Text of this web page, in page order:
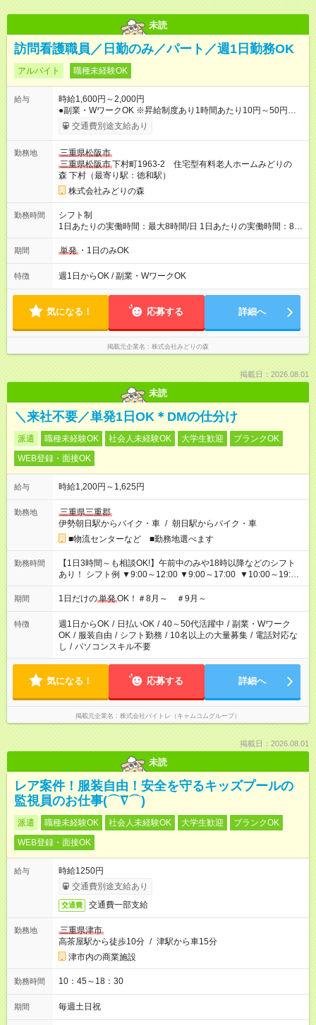
未読
訪問看護職員／日勤のみ／パート／週1日勤務OK
アルバイト 職種未経験OK
給与
時給1,600円～2,000円
●副業・WワークOK ※昇給制度あり1時間あたり10円～50円（前
年度実績） ※試用期間は３ヶ月 ※交通費（最大15,000/月） 【試
用期間】試用期間あり 試用期間の長さ：3ヶ月 ※ 雇用形態と給
と同じです。 給与：時給 1,500円以上
交通費別途支給あり
勤務地
三重県松阪市
三重県松阪市下村町1963-2 住宅型有料老人ホームみどりの
森 下村（最寄り駅：徳和駅）
株式会社みどりの森
勤務時間
シフト制
1日あたりの実働時間：最大8時間/日 1日あたりの実働時間：8時
間 ・7時00分～16時00分 ・8時30分～17時30分 ・9時00分～18
時00分
期間 単発 ・1日のみOK
特徴 週1日からOK / 副業・WワークOK
気になる！ 応募する 詳細へ
掲載元企業名 株式会社みどりの森
掲載日：2026.08.01
未読
＼来社不要／単発1日OK＊DMの仕分け
派遣 職種未経験OK 社会人未経験OK 大学生歓迎
ブランクOK
WEB登録・面接OK
給与 時給1,200円～1,625円
勤務地
三重県三重郡
伊勢朝日駅からバイク・車 / 朝日駅からバイク・車
■物流センターなど ■勤務地選べます
勤務時間
【1日3時間～も相談OK!】午前中のみや18時以降などのシフト
あり！ シフト例 ▼9:00～12:00 ▼9:00～17:00 ▼10:00～19:00
▼18:00～21:00
期間 1日だけの単発OK！＃8月～ ＃9月～
特徴 週1日からOK / 日払いOK / 40～50代活躍中 / 副業・Wワーク
OK / 服装自由 / シフト勤務 / 10名以上の大量募集 / 電話対応な
し / パソコンスキル不要
気になる！ 応募する 詳細へ
掲載元企業名 株式会社バイトレ（キャムコムグループ）
掲載日：2026.08.01
未読
レア案件！服装自由！安全を守るキッズプールの
監視員のお仕事(⌒∇⌒)
派遣 職種未経験OK 社会人未経験OK 大学生歓迎
ブランクOK
WEB登録・面接OK
給与
時給1250円
交通費別途支給あり
交通費 交通費一部支給
勤務地
三重県津市
高茶屋駅から徒歩10分 / 津駅から車15分
津市内の商業施設
勤務時間 10：45～18：30
期間 毎週土日祝